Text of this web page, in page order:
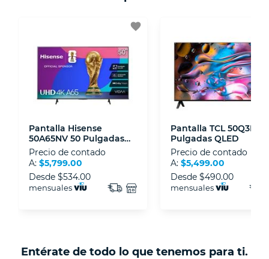
- Certificados de seguridad SSL y Encriptación
- Sello de confianza correspondiente,
disposiciones legales y Códigos de Ética de la
Asociación Mexicana de Internet (AIMX).
- Nos encontramos en la lista de socios Activos
de la Asociación de Internet.MX.
favorite
Pantalla Hisense
50A65NV 50 Pulgadas
LED
Precio de contado
A: $5,799.00
Desde $534.00
mensuales
Pantalla TCL 50Q3K 50
Pulgadas QLED
Precio de contado
A: $5,499.00
Desde $490.00
mensuales
Entérate de todo lo que tenemos para ti.